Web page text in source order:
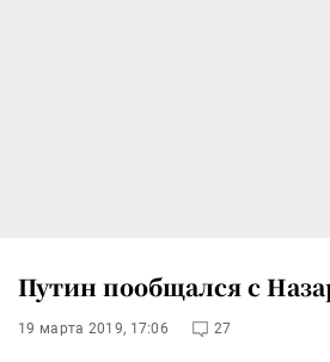
Путин пообщался с
19 марта 2019, 17:06 27